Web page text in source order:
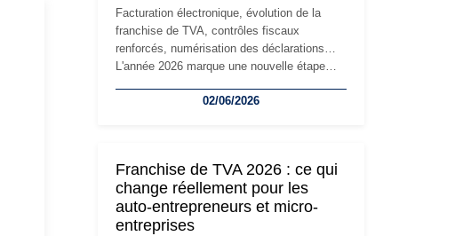
Facturation électronique, évolution de la
franchise de TVA, contrôles fiscaux
renforcés, numérisation des déclarations…
L'année 2026 marque une nouvelle étape
travailleurs indépendants. Si le régime de la
réglementaire plus exigeant. Décryptage des
principaux changements et des précautions
à prendre pour éviter les mauvaises
surprises.
02/06/2026
Franchise de TVA 2026 : ce qui
change réellement pour les
auto-entrepreneurs et micro-
entreprises